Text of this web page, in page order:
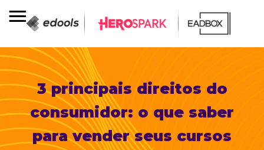
3 principais direitos do
consumidor: o que saber
para vender seus cursos